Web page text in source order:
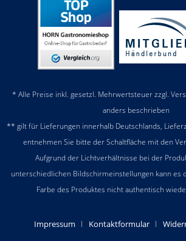
* Alle Preise inkl. gesetzl. Mehrwertsteuer zzgl.
anders beschrieben
** gilt für Lieferungen innerhalb Deutschlands,
entnehmen Sie bitte der Schaltfläche mit den
Aufgrund der Lichtverhältnisse bei der
unterschiedlichen Bildschirmeinstellungen kann es
Farbe des Produktes nicht authentisch
Impressum Kontaktformular